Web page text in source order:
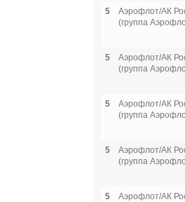
5
Аэрофлот/АК
(группа
5
Аэрофлот/АК
(группа
5
Аэрофлот/АК
(группа
5
Аэрофлот/АК
(группа
5
Аэрофлот/АК